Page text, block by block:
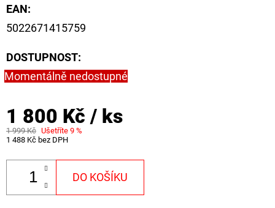
EAN:
5022671415759
DOSTUPNOST:
Momentálně nedostupné
1 800 Kč / ks
1 999 Kč Ušetříte 9 %
1 488 Kč bez DPH
DO KOŠÍKU